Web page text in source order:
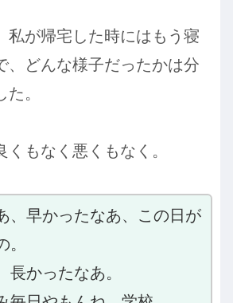
私が帰宅した時にはもう寝
、どんな様子だったかは分
。
もなく悪くもなく。
、早かったなあ、この日が
。
長かったなあ。